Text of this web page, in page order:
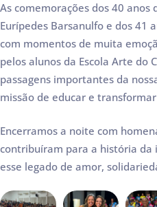
As comemorações dos 40 anos
Eurípedes Barsanulfo e dos 41
com momentos de muita
pelos alunos da Escola Arte do
passagens importantes da
missão de educar e
Encerramos a noite com
contribuíram para a história
esse legado de amor,